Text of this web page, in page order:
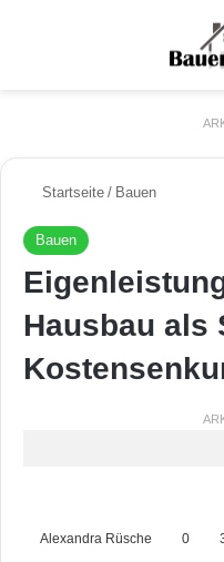
Startseite / Bauen
Bauen
Hausbau als
Alexandra Rüsche 0